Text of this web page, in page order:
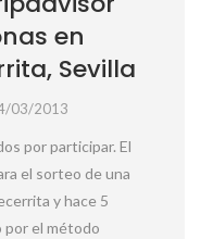
en
Sevilla
03/2013
por participar. El
el sorteo de una
y hace 5
por el método